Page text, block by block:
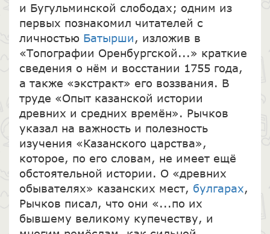
и Бугульминской слободах; одним из
первых познакомил читателей с
личностью Батырши, изложив в
«Топографии Оренбургской...» краткие
сведения о нём и восстании 1755 года,
а также «экстракт» его воззвания. В
труде «Опыт казанской истории
древних и средних времён». Рычков
указал на важность и полезность
изучения «Казанского царства»,
которое, по его словам, не имеет ещё
обстоятельной истории. О «древних
обывателях» казанских мест, булгарах,
Рычков писал, что они «...по их
бывшему великому купечеству, и